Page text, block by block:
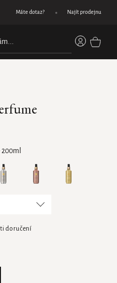
Dárek při nákupu nad 1200 Kč
Máte dotaz? Najít prodejnu
doručení